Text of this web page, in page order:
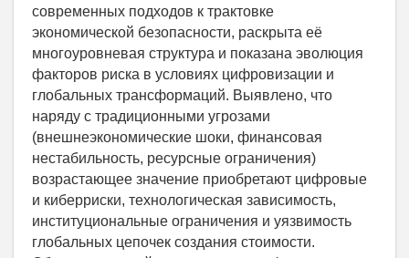
современных подходов к трактовке
экономической безопасности, раскрыта её
многоуровневая структура и показана эволюция
факторов риска в условиях цифровизации и
глобальных трансформаций. Выявлено, что
наряду с традиционными угрозами
(внешнеэкономические шоки, финансовая
нестабильность, ресурсные ограничения)
возрастающее значение приобретают цифровые
и киберриски, технологическая зависимость,
институциональные ограничения и уязвимость
глобальных цепочек создания стоимости.